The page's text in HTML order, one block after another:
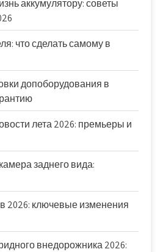
аккумулятору: советы
что сделать самому в
допоборудования в
лета 2026: премьеры и
заднего вида:
2026: ключевые изменения
внедорожника 2026: